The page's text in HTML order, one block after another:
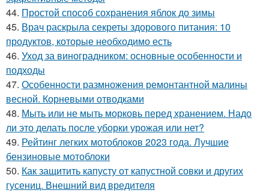
44. Простой способ сохранения яблок до зимы
45. Врач раскрыла секреты здорового питания: 10
продуктов, которые необходимо есть
46. Уход за виноградником: основные особенности и
подходы
47. Особенности размножения ремонтантной малины
весной. Корневыми отводками
48. Мыть или не мыть морковь перед хранением. Надо
ли это делать после уборки урожая или нет?
49. Рейтинг легких мотоблоков 2023 года. Лучшие
бензиновые мотоблоки
50. Как защитить капусту от капустной совки и других
гусениц. Внешний вид вредителя